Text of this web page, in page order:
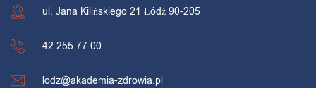
ul. Jana Kilińskiego 21 Łódź 90-205
42 255 77 00
lodz@akademia-zdrowia.pl